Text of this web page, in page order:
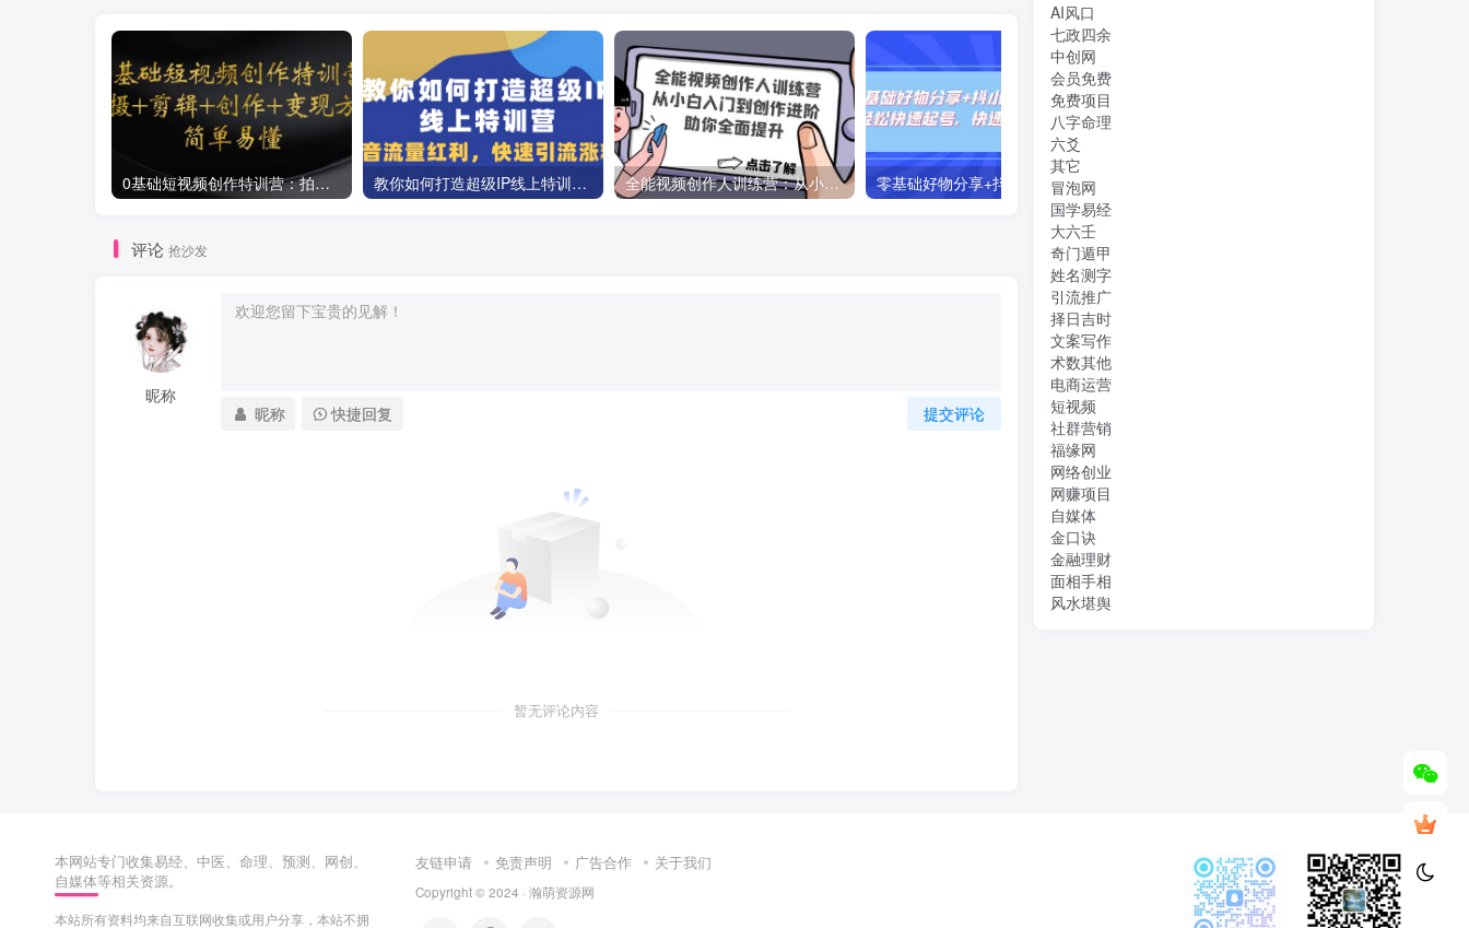
0基础短视频创作特训营：拍摄+剪辑+创作+变现方法 教你如何打造超级IP线上特训营，抖音流量红利新机遇 全能视频创作人训练营：从小白入门到创作进阶，助你全面提升 零基础好物分享+抖小店+千川投流课：轻松快速起号，快速学会抖音投流
评论 抢沙发
昵称
提交评论
昵称 快捷回复
暂无评论内容
AI风口
七政四余
中创网
会员免费
免费项目
八字命理
六爻
其它
冒泡网
国学易经
大六壬
奇门遁甲
姓名测字
引流推广
择日吉时
文案写作
术数其他
电商运营
短视频
社群营销
福缘网
网络创业
网赚项目
自媒体
金口诀
金融理财
面相手相
风水堪舆
本网站专门收集易经、中医、命理、预测、网创、
自媒体等相关资源。
本站所有资料均来自互联网收集或用户分享，本站不拥
友链申请 免责声明 广告合作 关于我们
Copyright © 2024 · 瀚萌资源网